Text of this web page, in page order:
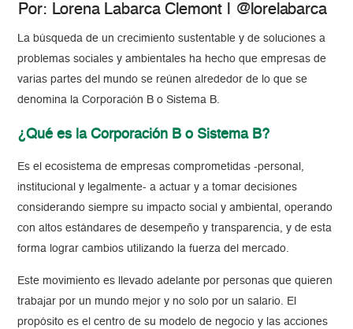
Por: Lorena Labarca Clemont | @lorelabarca
La búsqueda de un crecimiento sustentable y de soluciones a
problemas sociales y ambientales ha hecho que empresas de
varias partes del mundo se reúnen alrededor de lo que se
denomina la Corporación B o Sistema B.
¿Qué es la Corporación B o Sistema B?
Es el ecosistema de empresas comprometidas -personal,
institucional y legalmente- a actuar y a tomar decisiones
considerando siempre su impacto social y ambiental, operando
con altos estándares de desempeño y transparencia, y de esta
forma lograr cambios utilizando la fuerza del mercado.
Este movimiento es llevado adelante por personas que quieren
trabajar por un mundo mejor y no solo por un salario. El
propósito es el centro de su modelo de negocio y las acciones